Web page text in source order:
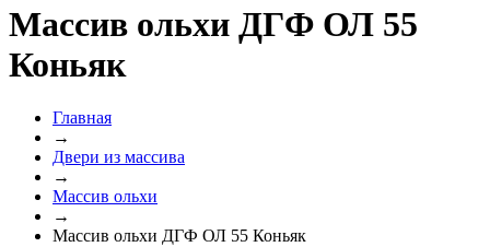
Массив ольхи ДГФ ОЛ 55
Коньяк
Главная
→
Двери из массива
→
Массив ольхи
→
Массив ольхи ДГФ ОЛ 55 Коньяк